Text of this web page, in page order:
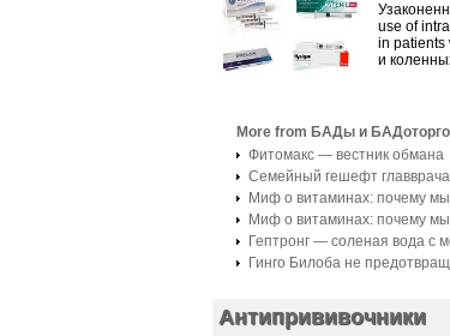
use of
in patients
и
More from БАДы и
Фитомакс — вестник обмана
Семейный гешефт главврача
Миф о витаминах: почему
Миф о витаминах: почему
Гептронг — соленая вода с
Гинго Билоба не
Антипрививочники